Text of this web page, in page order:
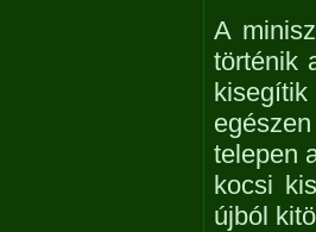
A
történik
telepen
kocsi
újból